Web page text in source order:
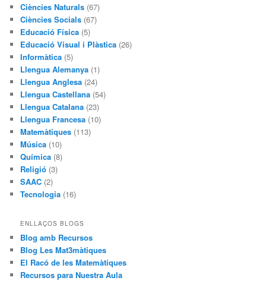
Ciències Naturals (67)
Ciències Socials (67)
Educació Física (5)
Educació Visual i Plàstica (26)
Informàtica (5)
Llengua Alemanya (1)
Llengua Anglesa (24)
Llengua Castellana (54)
Llengua Catalana (23)
Llengua Francesa (10)
Matemàtiques (113)
Música (10)
Química (8)
Religió (3)
SAAC (2)
Tecnologia (16)
ENLLAÇOS BLOGS
Blog amb Recursos
Blog Les Mat3màtiques
El Racó de les Matemàtiques
Recursos para Nuestra Aula